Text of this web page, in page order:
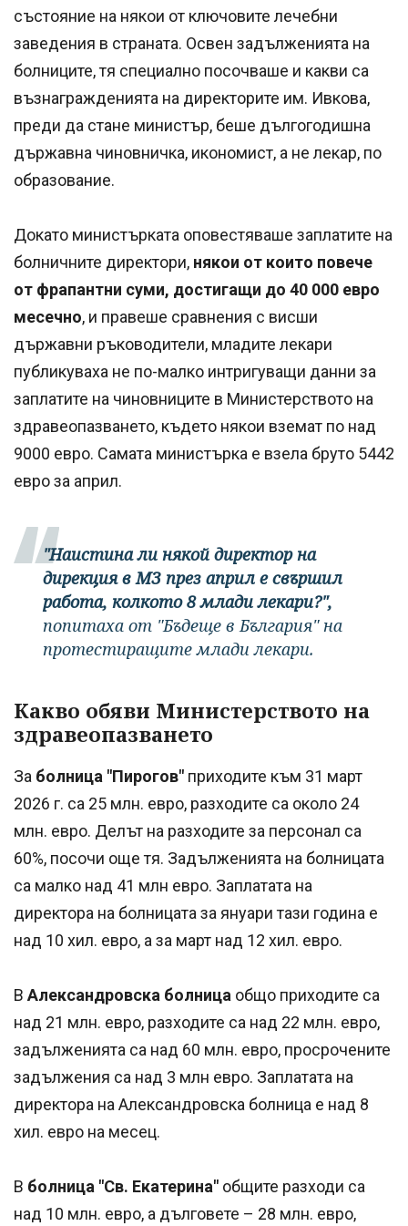
състояние на някои от ключовите лечебни
заведения в страната. Освен задълженията на
болниците, тя специално посочваше и какви са
възнагражденията на директорите им. Ивкова,
преди да стане министър, беше дългогодишна
държавна чиновничка, икономист, а не лекар, по
образование.
Докато министърката оповестяваше заплатите на
болничните директори, някои от които повече
от фрапантни суми, достигащи до 40 000 евро
месечно, и правеше сравнения с висши
държавни ръководители, младите лекари
публикуваха не по-малко интригуващи данни за
заплатите на чиновниците в Министерството на
здравеопазването, където някои вземат по над
9000 евро. Самата министърка е взела бруто 5442
евро за април.
"Наистина ли някой директор на
дирекция в МЗ през април е свършил
работа, колкото 8 млади лекари?",
попитаха от "Бъдеще в България" на
протестиращите млади лекари.
Какво обяви Министерството на
здравеопазването
За болница "Пирогов" приходите към 31 март
2026 г. са 25 млн. евро, разходите са около 24
млн. евро. Делът на разходите за персонал са
60%, посочи още тя. Задълженията на болницата
са малко над 41 млн евро. Заплатата на
директора на болницата за януари тази година е
над 10 хил. евро, а за март над 12 хил. евро.
В Александровска болница общо приходите са
над 21 млн. евро, разходите са над 22 млн. евро,
задълженията са над 60 млн. евро, просрочените
задължения са над 3 млн евро. Заплатата на
директора на Александровска болница е над 8
хил. евро на месец.
В болница "Св. Екатерина" общите разходи са
над 10 млн. евро, а дълговете – 28 млн. евро,